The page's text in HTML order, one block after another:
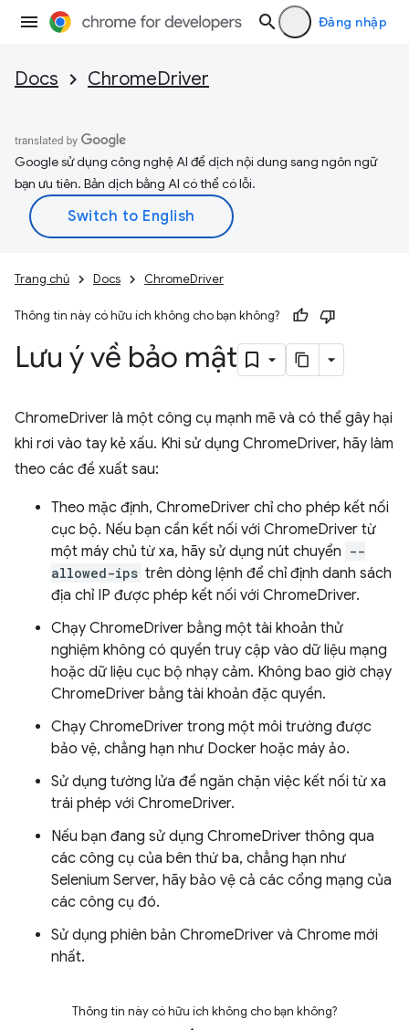
Đăng nhập
Docs ChromeDriver
Google sử dụng công nghệ AI để dịch nội dung sang ngôn ngữ
bạn ưu tiên. Bản dịch bằng AI có thể có lỗi.
Trang chủ Docs ChromeDriver
Thông tin này có hữu ích không cho bạn không?
Lưu ý về bảo mật
ChromeDriver là một công cụ mạnh mẽ và có thể gây hại
khi rơi vào tay kẻ xấu. Khi sử dụng ChromeDriver, hãy làm
theo các đề xuất sau:
Theo mặc định, ChromeDriver chỉ cho phép kết nối
cục bộ. Nếu bạn cần kết nối với ChromeDriver từ
một máy chủ từ xa, hãy sử dụng nút chuyển --
allowed-ips trên dòng lệnh để chỉ định danh sách
địa chỉ IP được phép kết nối với ChromeDriver.
Chạy ChromeDriver bằng một tài khoản thử
nghiệm không có quyền truy cập vào dữ liệu mạng
hoặc dữ liệu cục bộ nhạy cảm. Không bao giờ chạy
ChromeDriver bằng tài khoản đặc quyền.
Chạy ChromeDriver trong một môi trường được
bảo vệ, chẳng hạn như Docker hoặc máy ảo.
Sử dụng tường lửa để ngăn chặn việc kết nối từ xa
trái phép với ChromeDriver.
Nếu bạn đang sử dụng ChromeDriver thông qua
các công cụ của bên thứ ba, chẳng hạn như
Selenium Server, hãy bảo vệ cả các cổng mạng của
các công cụ đó.
Sử dụng phiên bản ChromeDriver và Chrome mới
nhất.
Thông tin này có hữu ích không cho bạn không?